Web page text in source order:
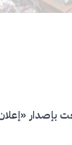
بإصدار